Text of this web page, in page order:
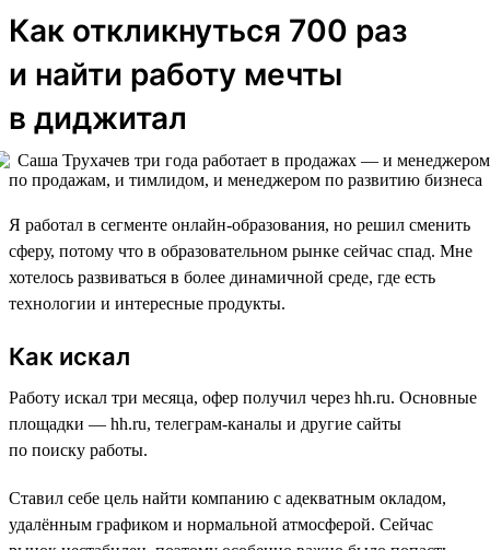
Как откликнуться 700 раз
и найти работу мечты
в диджитал
Я работал в сегменте онлайн-образования, но решил сменить
сферу, потому что в образовательном рынке сейчас спад. Мне
хотелось развиваться в более динамичной среде, где есть
технологии и интересные продукты.
Как искал
Работу искал три месяца, офер получил через hh.ru. Основные
площадки — hh.ru, телеграм-каналы и другие сайты
по поиску работы.
Ставил себе цель найти компанию с адекватным окладом,
удалённым графиком и нормальной атмосферой. Сейчас